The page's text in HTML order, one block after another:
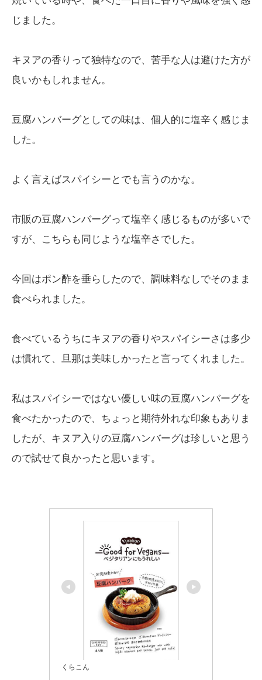
じました。
キヌアの香りって独特なので、苦手な人は避けた方が
良いかもしれません。
豆腐ハンバーグとしての味は、個人的に塩辛く感じま
した。
よく言えばスパイシーとでも言うのかな。
市販の豆腐ハンバーグって塩辛く感じるものが多いで
すが、こちらも同じような塩辛さでした。
今回はポン酢を垂らしたので、調味料なしでそのまま
食べられました。
食べているうちにキヌアの香りやスパイシーさは多少
は慣れて、旦那は美味しかったと言ってくれました。
私はスパイシーではない優しい味の豆腐ハンバーグを
食べたかったので、ちょっと期待外れな印象もありま
したが、キヌア入りの豆腐ハンバーグは珍しいと思う
ので試せて良かったと思います。
くらこん